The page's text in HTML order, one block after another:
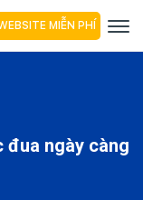
MIỄN PHÍ
đua ngày càng